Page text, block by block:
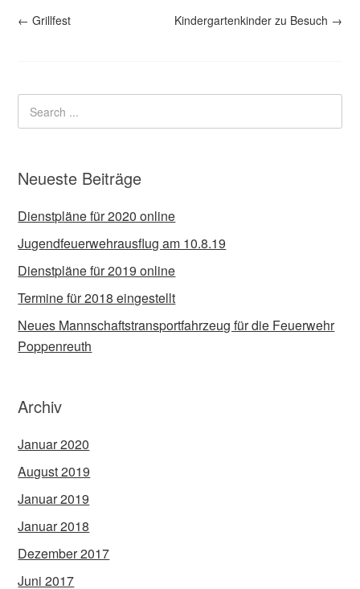
← Grillfest Kindergartenkinder zu Besuch →
Neueste Beiträge
Dienstpläne für 2020 online
Jugendfeuerwehrausflug am 10.8.19
Dienstpläne für 2019 online
Termine für 2018 eingestellt
Neues Mannschaftstransportfahrzeug für die Feuerwehr
Poppenreuth
Archiv
Januar 2020
August 2019
Januar 2019
Januar 2018
Dezember 2017
Juni 2017